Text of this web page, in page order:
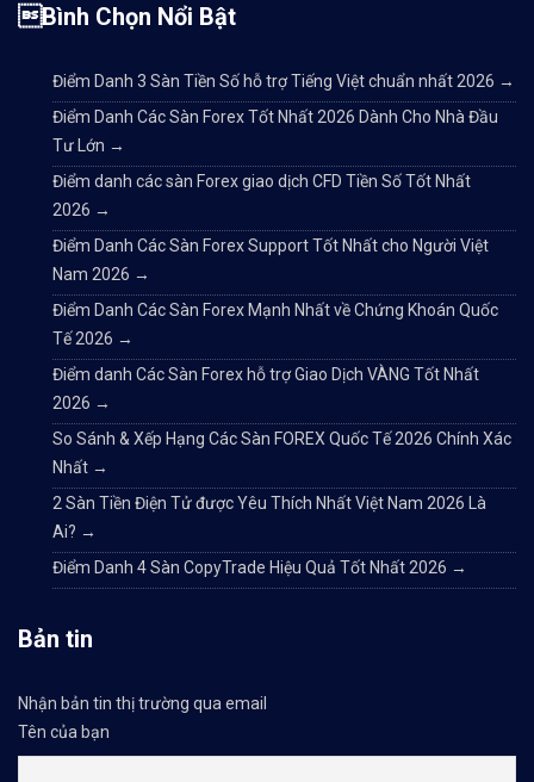
Bình Chọn Nổi Bật
Điểm Danh 3 Sàn Tiền Số hỗ trợ Tiếng Việt chuẩn nhất 2026 →
Điểm Danh Các Sàn Forex Tốt Nhất 2026 Dành Cho Nhà Đầu
Tư Lớn →
Điểm danh các sàn Forex giao dịch CFD Tiền Số Tốt Nhất
2026 →
Điểm Danh Các Sàn Forex Support Tốt Nhất cho Người Việt
Nam 2026 →
Điểm Danh Các Sàn Forex Mạnh Nhất về Chứng Khoán Quốc
Tế 2026 →
Điểm danh Các Sàn Forex hỗ trợ Giao Dịch VÀNG Tốt Nhất
2026 →
So Sánh & Xếp Hạng Các Sàn FOREX Quốc Tế 2026 Chính Xác
Nhất →
2 Sàn Tiền Điện Tử được Yêu Thích Nhất Việt Nam 2026 Là
Ai? →
Điểm Danh 4 Sàn CopyTrade Hiệu Quả Tốt Nhất 2026 →
Bản tin
Nhận bản tin thị trường qua email
Tên của bạn